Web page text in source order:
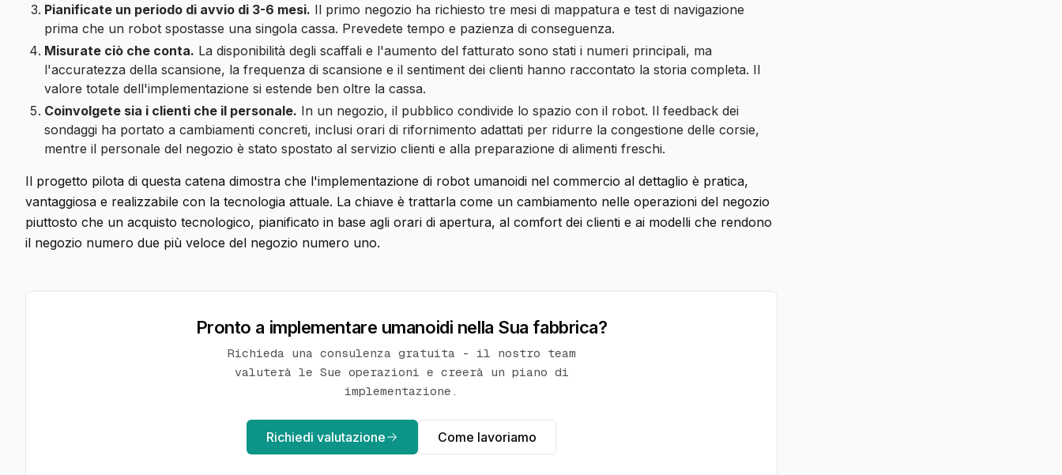
Pianificate un periodo di avvio di 3-6 mesi. Il primo negozio ha richiesto tre mesi di mappatura e test di navigazione
prima che un robot spostasse una singola cassa. Prevedete tempo e pazienza di conseguenza.
Misurate ciò che conta. La disponibilità degli scaffali e l'aumento del fatturato sono stati i numeri principali, ma
l'accuratezza della scansione, la frequenza di scansione e il sentiment dei clienti hanno raccontato la storia completa. Il
valore totale dell'implementazione si estende ben oltre la cassa.
Coinvolgete sia i clienti che il personale. In un negozio, il pubblico condivide lo spazio con il robot. Il feedback dei
sondaggi ha portato a cambiamenti concreti, inclusi orari di rifornimento adattati per ridurre la congestione delle corsie,
mentre il personale del negozio è stato spostato al servizio clienti e alla preparazione di alimenti freschi.
Il progetto pilota di questa catena dimostra che l'implementazione di robot umanoidi nel commercio al dettaglio è pratica,
vantaggiosa e realizzabile con la tecnologia attuale. La chiave è trattarla come un cambiamento nelle operazioni del negozio
piuttosto che un acquisto tecnologico, pianificato in base agli orari di apertura, al comfort dei clienti e ai modelli che rendono
il negozio numero due più veloce del negozio numero uno.
Pronto a implementare umanoidi nella Sua fabbrica?
Richieda una consulenza gratuita - il nostro team
valuterà le Sue operazioni e creerà un piano di
implementazione.
Richiedi valutazione Come lavoriamo